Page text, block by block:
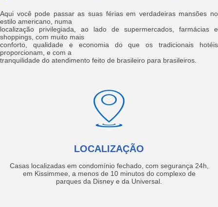
Aqui você pode passar as suas férias em verdadeiras mansões no
estilo americano, numa
localização privilegiada, ao lado de supermercados, farmácias e
shoppings, com muito mais
conforto, qualidade e economia do que os tradicionais hotéis
proporcionam, e com a
tranquilidade do atendimento feito de brasileiro para brasileiros.
LOCALIZAÇÃO
Casas localizadas em condomínio fechado, com segurança 24h,
em Kissimmee, a menos de 10 minutos do complexo de
parques da Disney e da Universal.